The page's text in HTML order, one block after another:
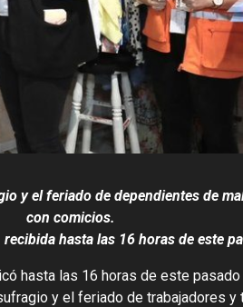
y el feriado de dependientes de
con comicios.
hasta las 16 horas de este
hasta las 16 horas de este
y el feriado de trabajadores